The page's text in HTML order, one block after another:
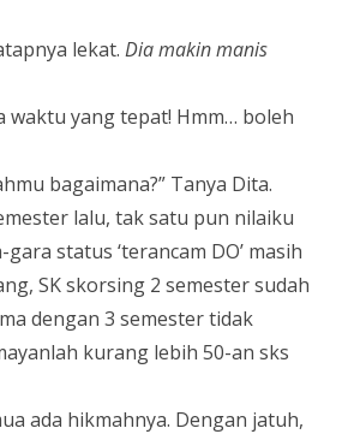
lekat.Dia makin manis
waktu yang tepat! Hmm… boleh
bagaimana?” Tanya Dita.
lalu, tak satu pun nilaiku
status ‘terancam DO’ masih
SK skorsing 2 semester sudah
dengan 3 semester tidak
kurang lebih 50-an sks
ada hikmahnya. Dengan jatuh,